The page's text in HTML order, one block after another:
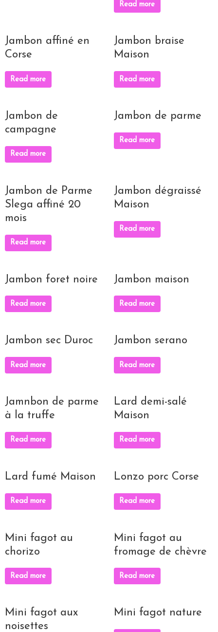
Read more
Jambon affiné en
Corse
Read more
Jambon braise
Maison
Read more
Jambon de
campagne
Read more
Jambon de parme
Read more
Jambon de Parme
Slega affiné 20
mois
Read more
Jambon dégraissé
Maison
Read more
Jambon foret noire
Read more
Jambon maison
Read more
Jambon sec Duroc
Read more
Jambon serano
Read more
Jamnbon de parme
à la truffe
Read more
Lard demi-salé
Maison
Read more
Lard fumé Maison
Read more
Lonzo porc Corse
Read more
Mini fagot au
chorizo
Read more
Mini fagot au
fromage de chèvre
Read more
Mini fagot aux
noisettes
Mini fagot nature